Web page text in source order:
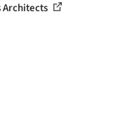
Architects